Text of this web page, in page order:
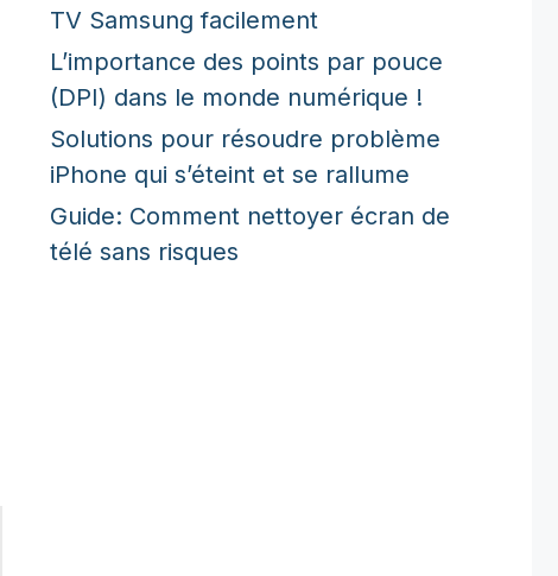
TV Samsung facilement
L’importance des points par pouce
(DPI) dans le monde numérique !
Solutions pour résoudre problème
iPhone qui s’éteint et se rallume
Guide: Comment nettoyer écran de
télé sans risques